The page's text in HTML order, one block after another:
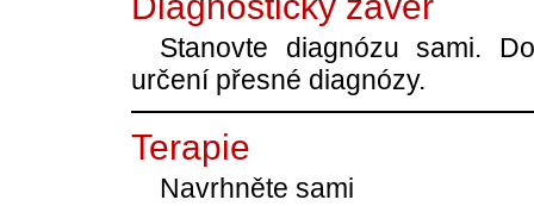
Stanovte diagnózu sami.
určení přesné diagnózy.
Terapie
Navrhněte sami